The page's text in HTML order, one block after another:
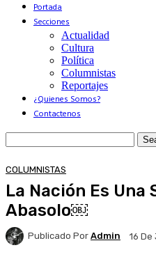
Portada
Secciones
Actualidad
Cultura
Política
Columnistas
Reportajes
¿Quienes Somos?
Contactenos
COLUMNISTAS
La Nación Es Una
Abasolo￼
Publicado Por Admin 16